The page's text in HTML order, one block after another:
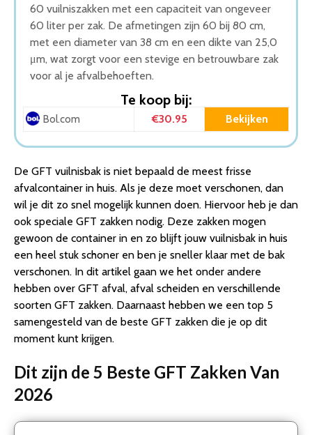
60 vuilniszakken met een capaciteit van ongeveer
60 liter per zak. De afmetingen zijn 60 bij 80 cm,
met een diameter van 38 cm en een dikte van 25,0
μm, wat zorgt voor een stevige en betrouwbare zak
voor al je afvalbehoeften.
Te koop bij:
Bol.com €30.95 Bekijken
De GFT vuilnisbak is niet bepaald de meest frisse
afvalcontainer in huis. Als je deze moet verschonen, dan
wil je dit zo snel mogelijk kunnen doen. Hiervoor heb je dan
ook speciale GFT zakken nodig. Deze zakken mogen
gewoon de container in en zo blijft jouw vuilnisbak in huis
een heel stuk schoner en ben je sneller klaar met de bak
verschonen. In dit artikel gaan we het onder andere
hebben over GFT afval, afval scheiden en verschillende
soorten GFT zakken. Daarnaast hebben we een top 5
samengesteld van de beste GFT zakken die je op dit
moment kunt krijgen.
Dit zijn de 5 Beste GFT Zakken Van
2026